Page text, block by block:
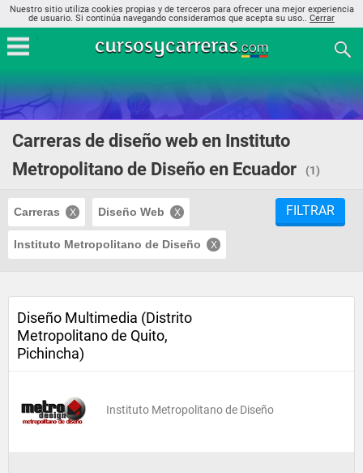
Nuestro sitio utiliza cookies propias y de terceros para ofrecer una mejor experiencia
de usuario. Si continúa navegando consideramos que acepta su uso.. Cerrar
Carreras de diseño web en Instituto
Metropolitano de Diseño en Ecuador
(1)
Carreras Diseño Web
Instituto Metropolitano de Diseño
FILTRAR
Diseño Multimedia (Distrito
Metropolitano de Quito,
Pichincha)
Instituto Metropolitano de Diseño